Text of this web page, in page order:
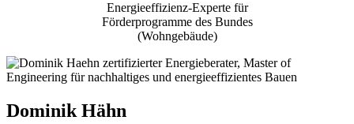
Energieeffizienz-Experte für
Förderprogramme des Bundes
(Wohngebäude)
Dominik Hähn